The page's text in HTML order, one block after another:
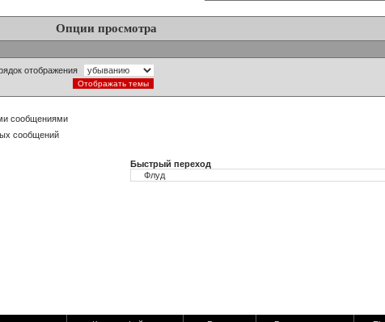
Опции просмотра
отображения
сообщениями
сообщений
Быстрый переход